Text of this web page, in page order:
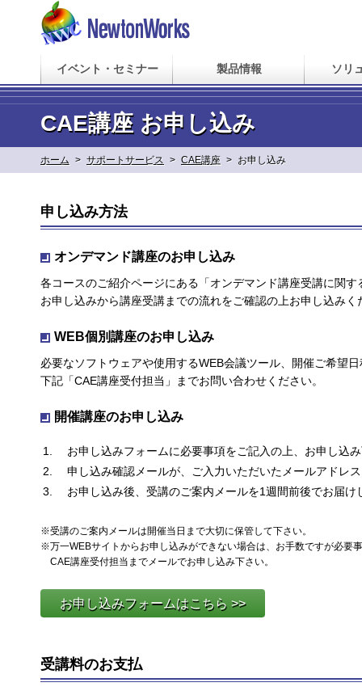
イベント・セミナー 製品情報 ソリ
CAE講座 お申し込み
ホーム > サポートサービス > CAE講座 > お申し込み
申し込み方法
オンデマンド講座のお申し込み
各コースのご紹介ページにある「オンデマンド講座受講に関
お申し込みから講座受講までの流れをご確認の上お申し込みく
WEB個別講座のお申し込み
必要なソフトウェアや使用するWEB会議ツール、開催ご希望
下記「CAE講座受付担当」までお問い合わせください。
開催講座のお申し込み
お申し込みフォームに必要事項をご記入の上、お申し込
申し込み確認メールが、ご入力いただいたメールアドレ
お申し込み後、受講のご案内メールを1週間前後でお届け
※受講のご案内メールは開催当日まで大切に保管して下さい。
※万一WEBサイトからお申し込みができない場合は、お手数ですが必要
CAE講座受付担当までメールでお申し込み下さい。
お申し込みフォームはこちら >>
受講料のお支払